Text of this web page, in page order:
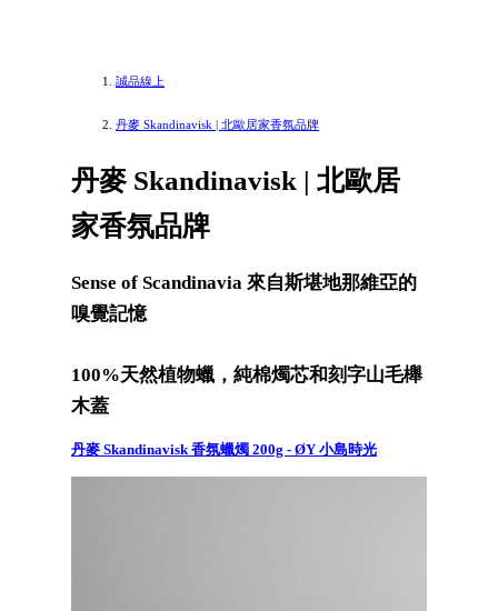
誠品線上
丹麥 Skandinavisk | 北歐居家香氛品牌
丹麥 Skandinavisk | 北歐居
家香氛品牌
Sense of Scandinavia 來自斯堪地那維亞的
嗅覺記憶
100%天然植物蠟，純棉燭芯和刻字山毛櫸
木蓋
丹麥 Skandinavisk 香氛蠟燭 200g - ØY 小島時光